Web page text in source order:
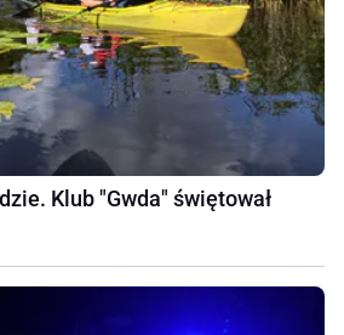
Klub "Gwda" świętował